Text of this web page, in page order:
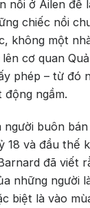
nồi ở Ailen để
chiếc nồi
không một
cơ quan
phép – từ đó
động ngầm.
buôn
18 và đầu thế
đã viết
những người
biệt là vào